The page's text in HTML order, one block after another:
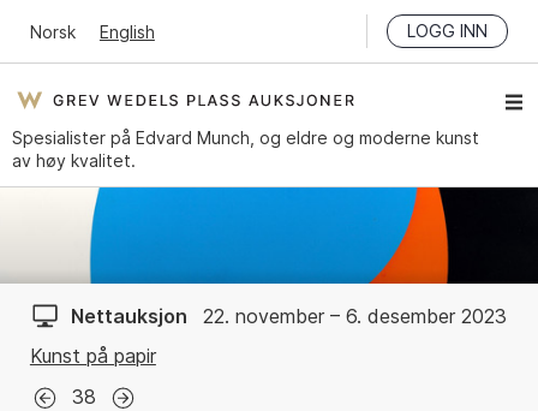
Norsk English LOGG INN
Spesialister på Edvard Munch, og eldre og moderne kunst
av høy kvalitet.
Nettauksjon
22. november – 6. desember 2023
Kunst på papir
38